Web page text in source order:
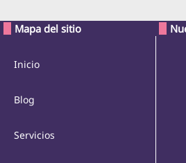
Mapa del sitio
Inicio
Blog
Servicios